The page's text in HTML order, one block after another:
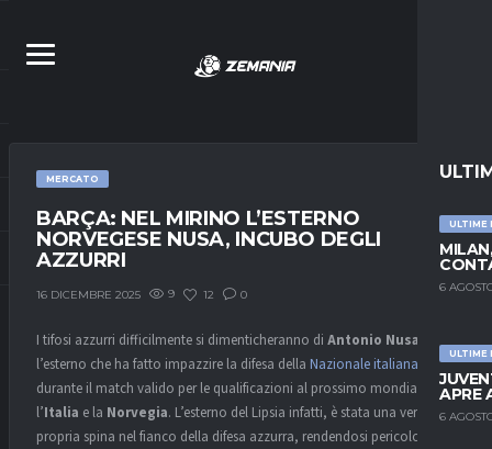
ULTIME
6
ULTIME
APRE
6
MERCATO
BARÇA: NEL MIRINO L’ESTERNO
NORVEGESE NUSA, INCUBO DEGLI
AZZURRI
16 DICEMBRE 2025 9 12 0
I tifosi azzurri difficilmente si dimenticheranno di Antonio Nusa
l’esterno che ha fatto impazzire la difesa della Nazionale italiana
durante il match valido per le qualificazioni al prossimo mondiale tra
l’Italia e la Norvegia. L’esterno del Lipsia infatti, è stata una vera e
propria spina nel fianco della difesa azzurra, rendendosi pericoloso